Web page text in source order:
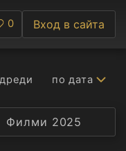
Любими
0 Вход в сайта
по дата
Актьор
Филми 2025